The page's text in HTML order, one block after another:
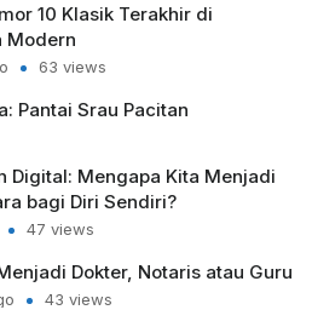
10 Klasik Terakhir di
Modern
63 views
Pantai Srau Pacitan
Digital: Mengapa Kita Menjadi
bagi Diri Sendiri?
47 views
Dokter, Notaris atau Guru
43 views